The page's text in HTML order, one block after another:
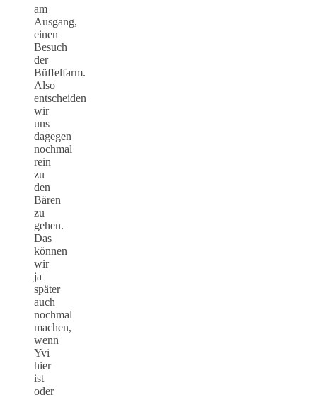
am
Ausgang,
einen
Besuch
der
Büffelfarm.
Also
entscheiden
wir
uns
dagegen
nochmal
rein
zu
den
Bären
zu
gehen.
Das
können
wir
ja
später
auch
nochmal
machen,
wenn
Yvi
hier
ist
oder